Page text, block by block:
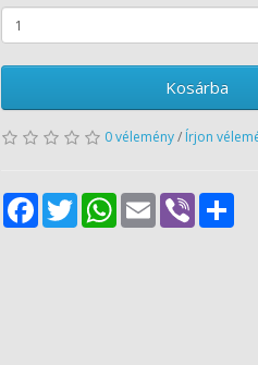
Kosárba
0 vélemény/ Írjon
FacebookTwitter WhatsApp
Email Viber